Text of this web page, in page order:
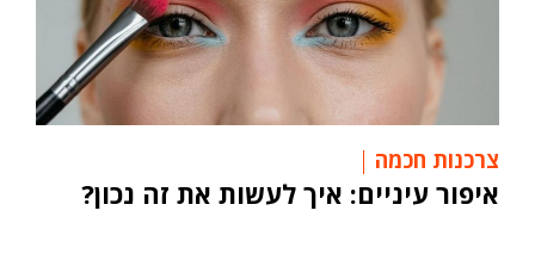
צרכנות חכמה
איפור עיניים: איך לעשות את זה נכון?